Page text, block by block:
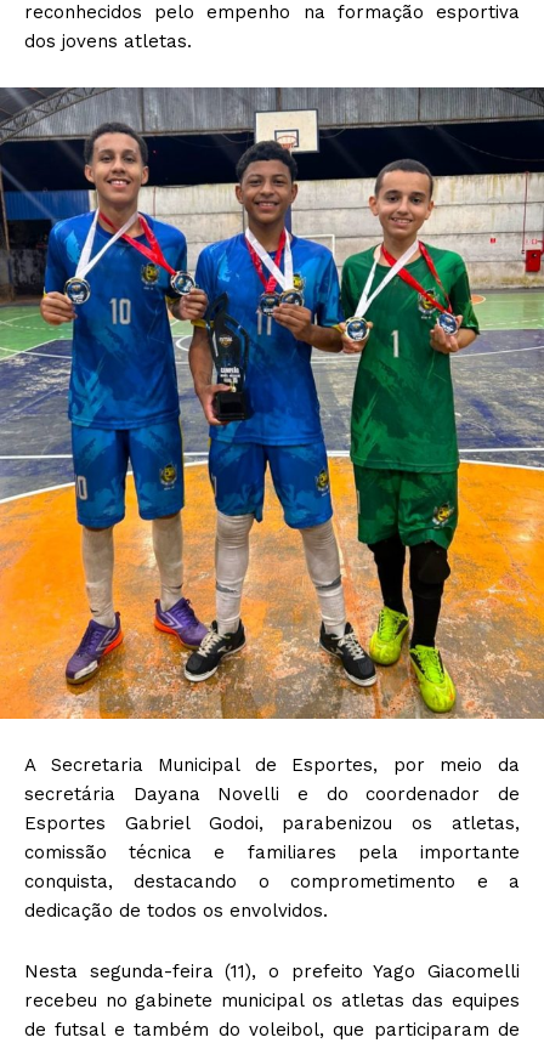
reconhecidos pelo empenho na formação esportiva
dos jovens atletas.
A Secretaria Municipal de Esportes, por meio da
secretária Dayana Novelli e do coordenador de
Esportes Gabriel Godoi, parabenizou os atletas,
comissão técnica e familiares pela importante
conquista, destacando o comprometimento e a
dedicação de todos os envolvidos.
Nesta segunda-feira (11), o prefeito Yago Giacomelli
recebeu no gabinete municipal os atletas das equipes
de futsal e também do voleibol, que participaram de